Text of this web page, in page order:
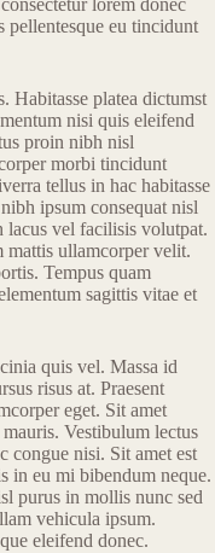
lorem donec
pellentesque eu tincidunt
Habitasse platea dictumst
nisi quis eleifend
proin nibh nisl
morbi tincidunt
tellus in hac habitasse
ipsum consequat nisl
lacus vel facilisis volutpat.
mattis ullamcorper velit.
Tempus quam
sagittis vitae et
quis vel. Massa id
risus at. Praesent
eget. Sit amet
Vestibulum lectus
congue nisi. Sit amet est
in eu mi bibendum neque.
purus in mollis nunc sed
vehicula ipsum.
eleifend donec.